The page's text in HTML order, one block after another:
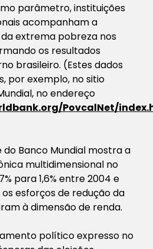
parâmetro, instituições
acompanham a
extrema pobreza nos
os resultados
brasileiro. (Estes dados
por exemplo, no sitio
no endereço
PovcalNet/
Banco Mundial mostra a
multidimensional no
para 1,6% entre 2004 e
os esforços de redução da
à dimensão de renda.
político expresso no